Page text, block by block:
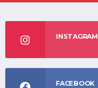
INSTAGRAM
FACEBOOK